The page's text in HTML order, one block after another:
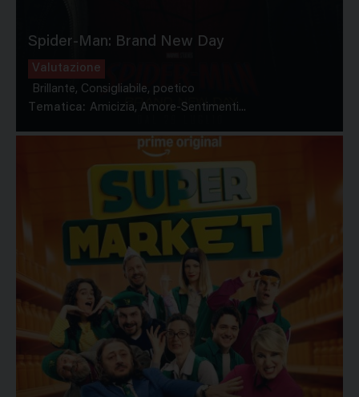
Spider-Man: Brand New Day
Valutazione
Brillante, Consigliabile, poetico
Tematica: Amicizia, Amore-Sentimenti...